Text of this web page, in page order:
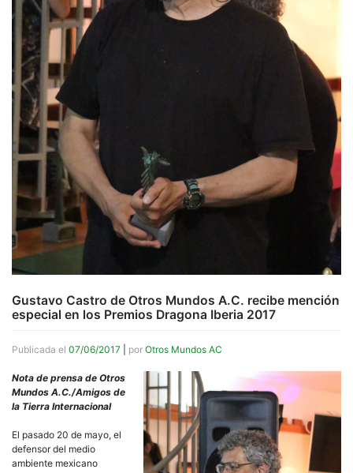
Gustavo Castro de Otros Mundos A.C. recibe mención
especial en los Premios Dragona Iberia 2017
Publicada el 07/06/2017 por Otros Mundos AC
Nota de prensa de Otros
Mundos A.C./Amigos de
la Tierra Internacional
El pasado 20 de mayo, el
defensor del medio
ambiente mexicano